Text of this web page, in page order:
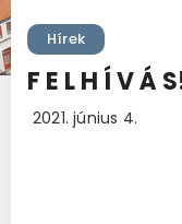
Hírek
F E L H Í V Á
2021. június 4.